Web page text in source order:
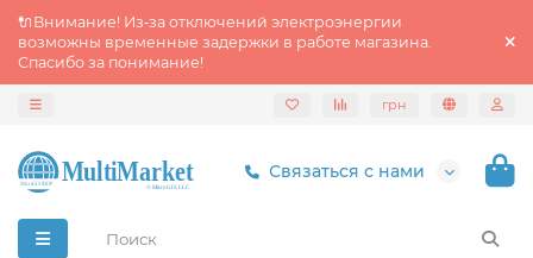
🔌Внимание! Из‑за отключений электроэнергии
возможны временные задержки в работе магазина.
Спасибо за понимание!
грн
Связаться с нами